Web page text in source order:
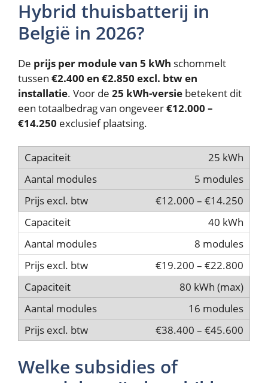
Hybrid thuisbatterij in
België in 2026?
De prijs per module van 5 kWh schommelt
tussen €2.400 en €2.850 excl. btw en
installatie. Voor de 25 kWh-versie betekent dit
een totaalbedrag van ongeveer€12.000 –
€14.250 exclusief plaatsing.
25 kWh
5 modules
€12.000 – €14.250
40 kWh
8 modules
€19.200 – €22.800
80 kWh (max)
16 modules
€38.400 – €45.600
Welke subsidies of